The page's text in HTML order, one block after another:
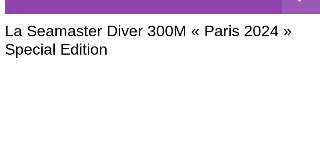
La Seamaster Diver 300M « Paris 2024 »
Special Edition